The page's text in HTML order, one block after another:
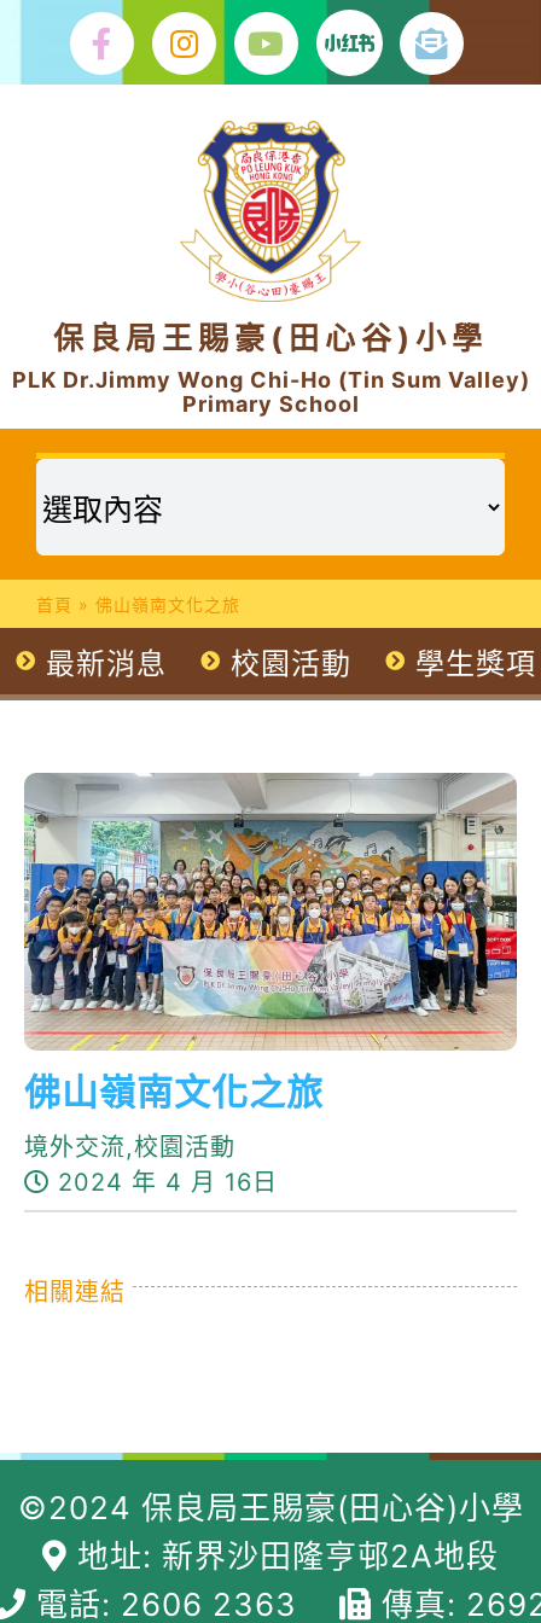
content
保良局王賜豪(田心谷)小學
PLK Dr.Jimmy Wong Chi-Ho (Tin Sum Valley)
Primary School
首頁 » 佛山嶺南文化之旅
最新消息 校園活動 學生獎項
佛山嶺南文化之旅
境外交流,校園活動
2024 年 4 月 16日
相關連結
©2024 保良局王賜豪(田心谷)小學
地址: 新界沙田隆亨邨2A地段
電話: 2606 2363
傳真: